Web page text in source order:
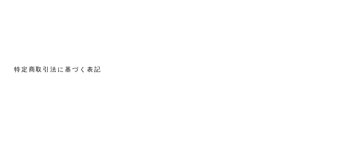
特定商取引法に基づく表記